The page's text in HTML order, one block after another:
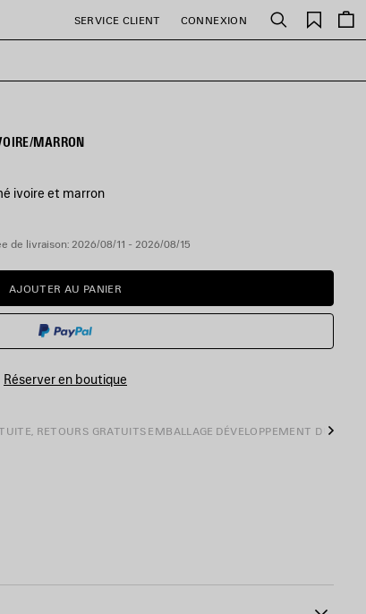
SERVICE CLIENT CONNEXION Rechercher
MARRON
ivoire et marron
de livraison: 2026/08/11 - 2026/08/15
AJOUTER
AU
AJOUTER AU PANIER
VEUILLEZ
SÉLECTIONNER
TAILLE
Réserver en boutique
RETOURS GRATUITS EMBALLAGE DÉVELOPPEMENT DURABLE